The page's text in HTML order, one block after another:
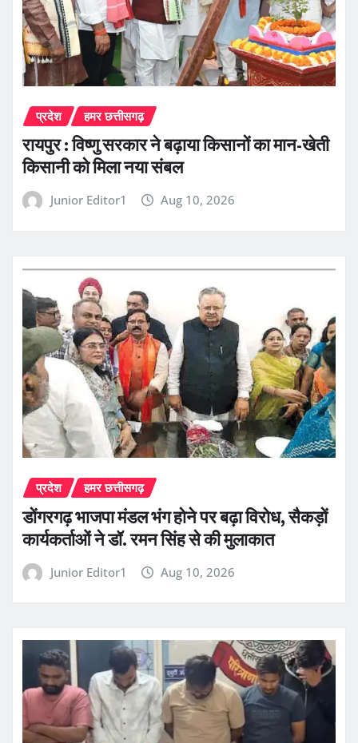
प्रदेश हमर छत्तीसगढ़
रायपुर : विष्णु सरकार ने बढ़ाया किसानों का मान-खेती
किसानी को मिला नया संबल
Junior Editor1 Aug 10, 2026
प्रदेश हमर छत्तीसगढ़
डोंगरगढ़ भाजपा मंडल भंग होने पर बढ़ा विरोध, सैकड़ों
कार्यकर्ताओं ने डॉ. रमन सिंह से की मुलाकात
Junior Editor1 Aug 10, 2026